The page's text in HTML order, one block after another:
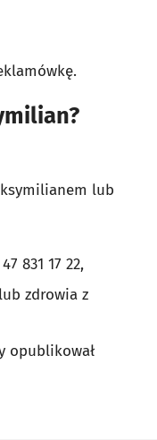
lub
831 17 22,
zdrowia z
opublikował